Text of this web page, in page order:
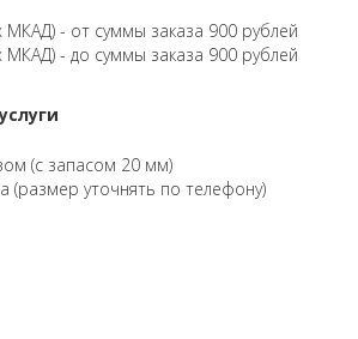
МКАД) - от суммы заказа 900 рублей
МКАД) - до суммы заказа 900 рублей
(с запасом 20 мм)
(размер уточнять по телефону)